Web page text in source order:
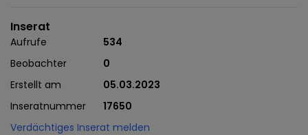
Inserat
Aufrufe
534
Beobachter
0
Erstellt am
05.03.2023
Inseratnummer
17650
Verdächtiges Inserat melden